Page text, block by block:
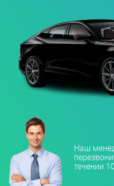
Наш
течении